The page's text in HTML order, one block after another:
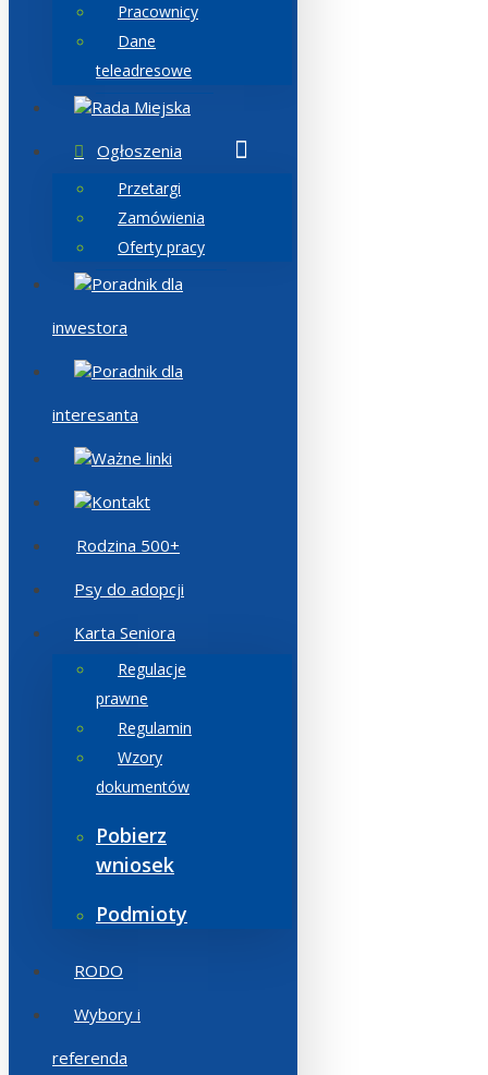
Pracownicy
Dane
teleadresowe
Rada Miejska
Ogłoszenia
Przetargi
Zamówienia
Oferty pracy
Poradnik dla
inwestora
Poradnik dla
interesanta
Ważne linki
Kontakt
Rodzina 500+
Psy do adopcji
Karta Seniora
Regulacje
prawne
Regulamin
Wzory
dokumentów
Pobierz
wniosek
Podmioty
RODO
Wybory i
referenda